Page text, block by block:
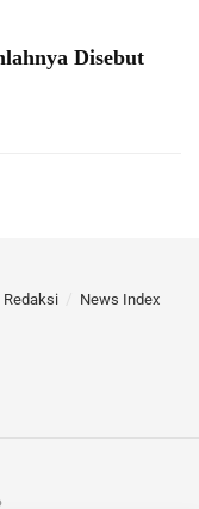
Disebut
Redaksi News Index